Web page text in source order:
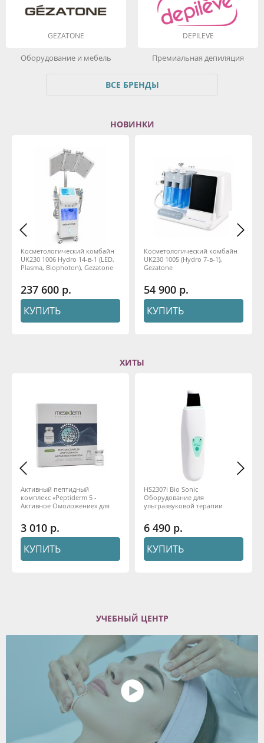
GEZATONE
Оборудование и мебель
DEPILEVE
Премиальная депиляция
ВСЕ БРЕНДЫ
НОВИНКИ
Косметологический комбайн
UK230 1006 Hydro 14-в-1 (LED,
Plasma, Biophoton), Gezatone
237 600
КУПИТЬ
Косметологический комбайн
UK230 1005 (Hydro 7-в-1),
Gezatone
54 900
КУПИТЬ
ХИТЫ
Активный пептидный
комплекс «Peptiderm 5 -
Активное Омоложение» для
микроигольчатой
мезотерапии ФММТ
3 010
КУПИТЬ
HS2307i Bio Sonic
Оборудование для
ультразвуковой терапии
6 490
КУПИТЬ
УЧЕБНЫЙ ЦЕНТР